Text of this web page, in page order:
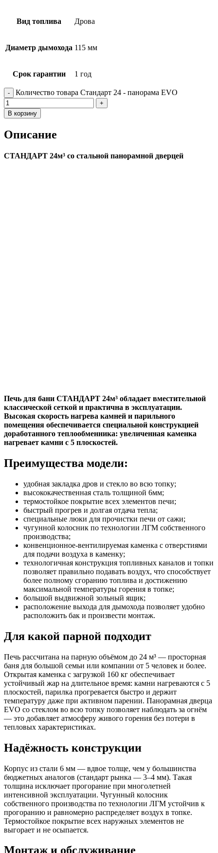
Вид топлива Дрова
Диаметр дымохода 115 мм
Срок гарантии 1 год
Количество товара Стандарт 24 - панорама EVO
В корзину
Описание
СТАНДАРТ 24м³ со стальной панорамной дверцей
Печь для бани СТАНДАРТ 24м³ обладает вместительной
классической сеткой и практична в эксплуатации.
Высокая скорость нагрева камней и парильного
помещения обеспечивается специальной конструкцией
доработанного теплообменника: увеличенная каменка
нагревает камни с 5 плоскостей.
Преимущества модели:
удобная закладка дров и стекло во всю топку;
высококачественная сталь толщиной 6мм;
термостойкое покрытие всех элементов печи;
быстрый прогрев и долгая отдача тепла;
специальные люки для прочистки печи от сажи;
чугунной колосник по технологии ЛГМ собственного
производства;
конвенционное-вентилируемая каменка с отверстиями
для подачи воздуха в каменку;
технологичная конструкция топливных каналов и топки
позволяет правильно подавать воздух, что способствует
более полному сгоранию топлива и достижению
максимальной температуры горения в топке;
большой выдвижной зольный ящик;
расположение выхода для дымохода позволяет удобно
расположить бак и произвести монтаж.
Для какой парной подходит
Печь рассчитана на парную объёмом до 24 м³ — просторная
баня для большой семьи или компании от 5 человек и более.
Открытая каменка с загрузкой 160 кг обеспечивает
устойчивый жар на длительное время: камни нагреваются с 5
плоскостей, парилка прогревается быстро и держит
температуру даже при активном парении. Панорамная дверца
EVO со стеклом во всю топку позволяет наблюдать за огнём
— это добавляет атмосферу живого горения без потери в
тепловых характеристиках.
Надёжность конструкции
Корпус из стали 6 мм — вдвое толще, чем у большинства
бюджетных аналогов (стандарт рынка — 3–4 мм). Такая
толщина исключает прогорание при многолетней
интенсивной эксплуатации. Чугунный колосник
собственного производства по технологии ЛГМ устойчив к
прогоранию и равномерно распределяет воздух в топке.
Термостойкое покрытие всех наружных элементов не
выгорает и не осыпается.
Монтаж и обслуживание